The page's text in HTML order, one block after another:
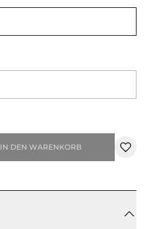
IN DEN WARENKORB